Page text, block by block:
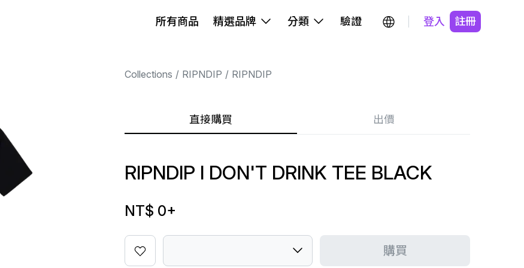
所有商品 精選品牌 分類 驗證 登入 註冊
Collections RIPNDIP RIPNDIP
直接購買 出價
RIPNDIP I DON'T DRINK TEE BLACK
NT$ 0+
購買